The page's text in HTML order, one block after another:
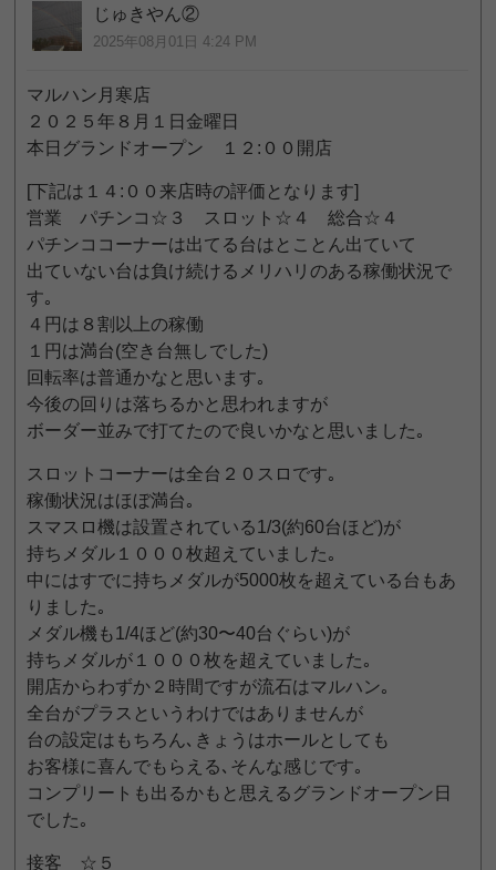
じゅきやん②
2025年08月01日 4:24 PM
マルハン月寒店
２０２５年８月１日金曜日
本日グランドオープン １２:００開店
[下記は１４:００来店時の評価となります]
営業 パチンコ☆３ スロット☆４ 総合☆４
パチンココーナーは出てる台はとことん出ていて
出ていない台は負け続けるメリハリのある稼働状況で
す｡
４円は８割以上の稼働
１円は満台(空き台無しでした)
回転率は普通かなと思います｡
今後の回りは落ちるかと思われますが
ボーダー並みで打てたので良いかなと思いました｡
スロットコーナーは全台２０スロです｡
稼働状況はほぼ満台｡
スマスロ機は設置されている1/3(約60台ほど)が
持ちメダル１０００枚超えていました｡
中にはすでに持ちメダルが5000枚を超えている台もあ
りました｡
メダル機も1/4ほど(約30〜40台ぐらい)が
持ちメダルが１０００枚を超えていました｡
開店からわずか２時間ですが流石はマルハン｡
全台がプラスというわけではありませんが
台の設定はもちろん､きょうはホールとしても
お客様に喜んでもらえる､そんな感じです｡
コンプリートも出るかもと思えるグランドオープン日
でした｡
接客 ☆５